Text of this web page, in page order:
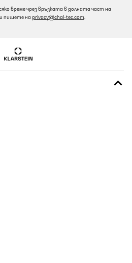
doof, wenn man in einer Beton
Tobi
време чрез връзката в долната част на
пишете на privacy@chal-tec.com